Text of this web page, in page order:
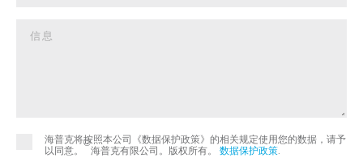
海普克将按照本公司《数据保护政策》的相关规定使用您的数据，请予
以同意。
©
海普克有限公司。版权所有。 数据保护政策.